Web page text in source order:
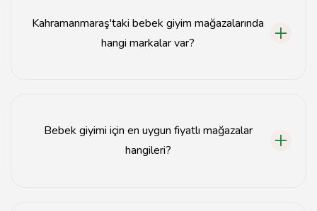
Kahramanmaraş'taki bebek giyim mağazalarında
hangi markalar var?
Bebek giyimi için en uygun fiyatlı mağazalar
hangileri?